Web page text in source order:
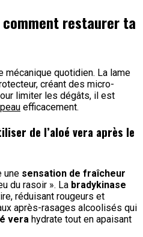
comment restaurer ta
mécanique quotidien. La lame
créant des micro-
limiter les dégâts, il est
efficacement.
de l’aloé vera après le
une sensation de fraîcheur
du rasoir ». La bradykinase
réduisant rougeurs et
après-rasages alcoolisés qui
vera hydrate tout en apaisant